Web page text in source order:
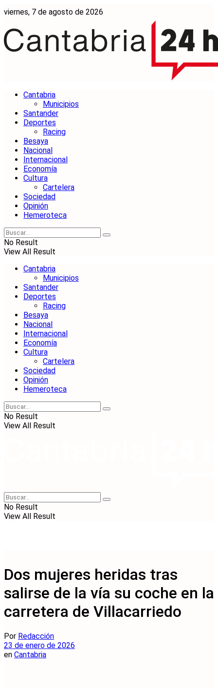
viernes, 7 de agosto de 2026
Cantabria
Municipios
Santander
Deportes
Racing
Besaya
Nacional
Internacional
Economía
Cultura
Cartelera
Sociedad
Opinión
Hemeroteca
No Result
View All Result
Cantabria
Municipios
Santander
Deportes
Racing
Besaya
Nacional
Internacional
Economía
Cultura
Cartelera
Sociedad
Opinión
Hemeroteca
No Result
View All Result
No Result
View All Result
Dos mujeres heridas tras
salirse de la vía su coche en la
carretera de Villacarriedo
Por Redacción
23 de enero de 2026
en Cantabria